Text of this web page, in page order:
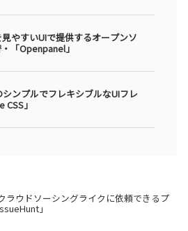
やすいUIで提供するオープンソ
「Openpanel」
ンプルでフレキシブルなUIフレ
」
ラウドソーシングライクに依頼できるプ
」